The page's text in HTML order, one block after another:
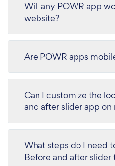
Will any POWR app
website?
Are POWR apps
Can I customize the
and after slider app
What steps do I need
Before and after slider